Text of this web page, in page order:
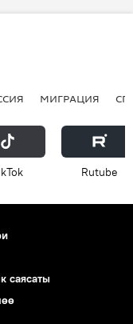
МИГРАЦИЯ
Rutube
саясаты